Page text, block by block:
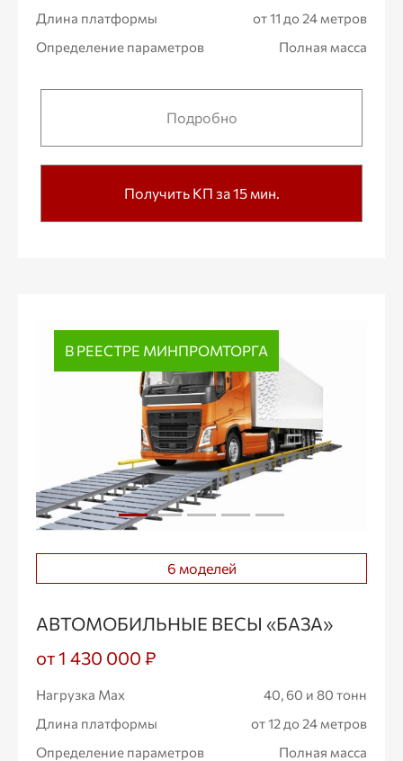
Длина платформы
от 11 до 24 метров
Определение параметров
Полная масса
Подробно
Получить КП за 15 мин.
В РЕЕСТРЕ МИНПРОМТОРГА
6 моделей
АВТОМОБИЛЬНЫЕ ВЕСЫ «БАЗА»
от 1 430 000 ₽
Нагрузка Max
40, 60 и 80 тонн
Длина платформы
от 12 до 24 метров
Определение параметров
Полная масса